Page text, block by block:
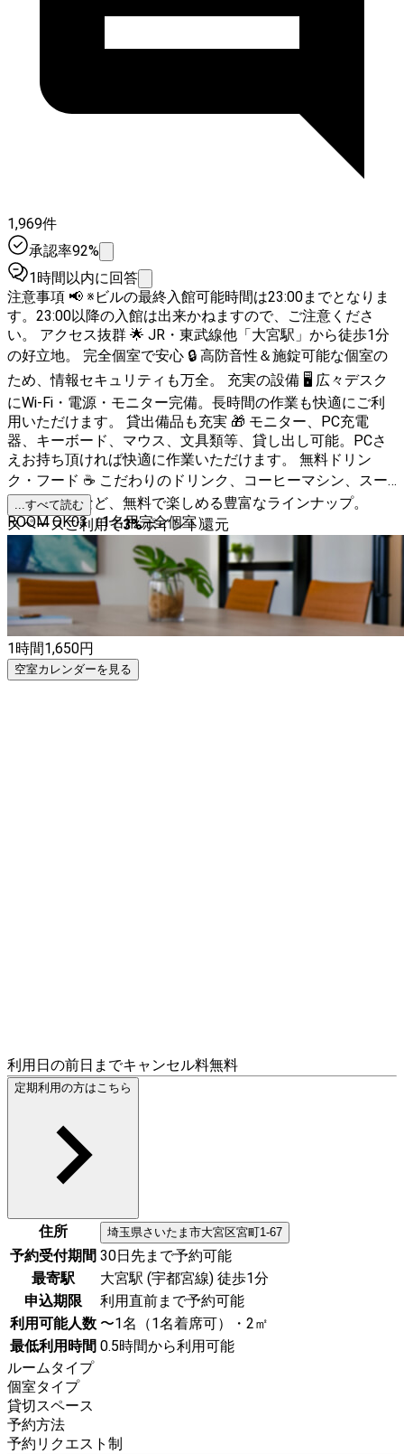
1,969件
承認率92%
1時間以内に回答
注意事項 📢 ※ビルの最終入館可能時間は23:00までとなりま
す。23:00以降の入館は出来かねますので、ご注意くださ
い。 アクセス抜群 🌟 JR・東武線他「大宮駅」から徒歩1分
の好立地。 完全個室で安心 🔒 高防音性＆施錠可能な個室の
ため、情報セキュリティも万全。 充実の設備 🖥️ 広々デスク
にWi-Fi・電源・モニター完備。長時間の作業も快適にご利
用いただけます。 貸出備品も充実 🎁 モニター、PC充電
器、キーボード、マウス、文具類等、貸し出し可能。PCさ
えお持ち頂ければ快適に作業いただけます。 無料ドリン
ク・フード ☕ こだわりのドリンク、コーヒーマシン、スー
プ、お菓子など、無料で楽しめる豊富なラインナップ。
ROOM OK03（1名用完全個室）
...すべて読む
スペースご利用で3%ポイント還元
1時間1,650円
空室カレンダーを見る
利用日の前日までキャンセル料無料
定期利用の方はこちら
住所 埼玉県さいたま市大宮区宮町1-67
予約受付期間 30日先まで予約可能
最寄駅
大宮駅 (宇都宮線) 徒歩1分
申込期限
利用直前まで予約可能
利用可能人数 〜1名（1名着席可）・2㎡
最低利用時間 0.5時間から利用可能
ルームタイプ
個室タイプ
貸切スペース
予約方法
予約リクエスト制